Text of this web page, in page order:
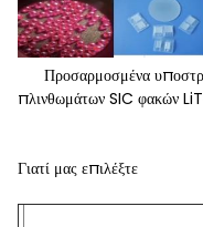
Προσαρμοσμένα
πλινθωμάτων SIC φακών
Γιατί μας επιλέξτε